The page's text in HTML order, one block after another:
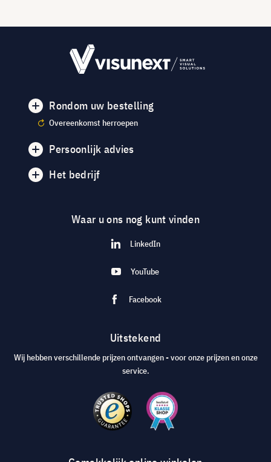
Rondom uw bestelling
Overeenkomst herroepen
Persoonlijk advies
Het bedrijf
Waar u ons nog kunt vinden
LinkedIn
YouTube
Facebook
Uitstekend
Wij hebben verschillende prijzen ontvangen - voor onze prijzen en onze
service.